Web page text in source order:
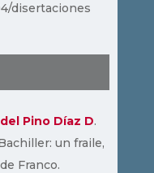
disertaciones
Pino Díaz D.
un fraile,
Franco.